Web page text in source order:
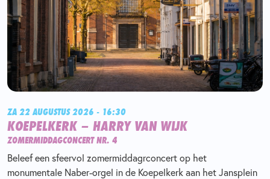
ZA 22 AUGUSTUS 2026 - 16:30
KOEPELKERK – HARRY VAN WIJK
ZOMERMIDDAGCONCERT NR. 4
Beleef een sfeervol zomermiddagrconcert op het
monumentale Naber-orgel in de Koepelkerk aan het Jansplein